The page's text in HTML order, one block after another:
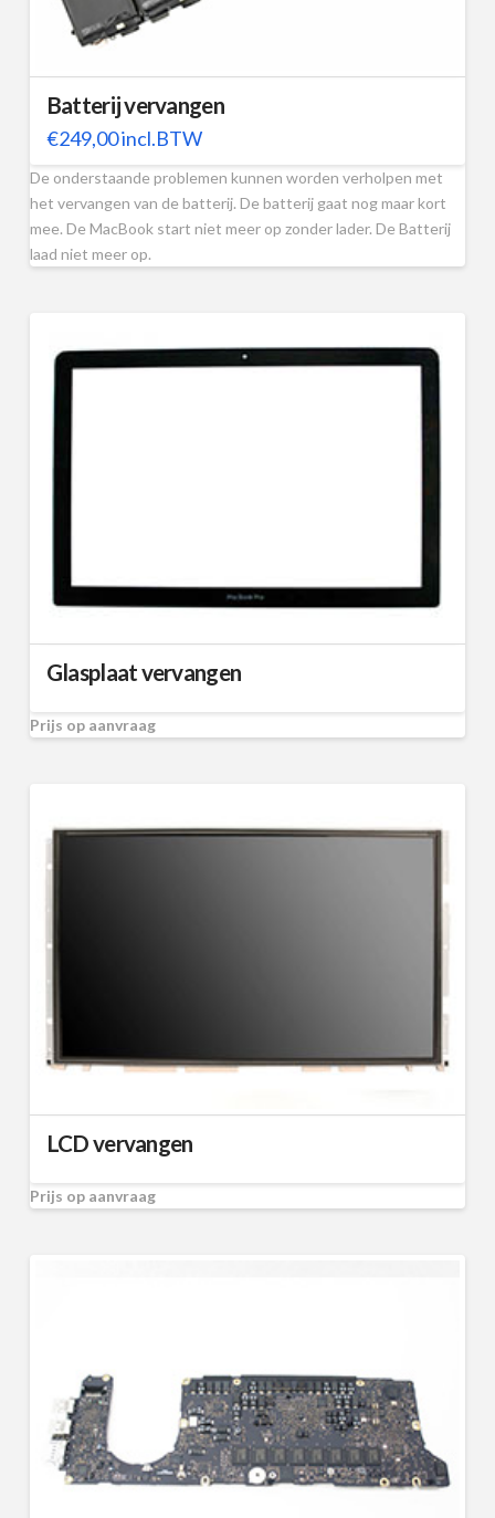
Batterij vervangen
€249,00incl.BTW
De onderstaande problemen kunnen worden verholpen met
het vervangen van de batterij. De batterij gaat nog maar kort
mee. De MacBook start niet meer op zonder lader. De Batterij
laad niet meer op.
Glasplaat vervangen
Prijs op aanvraag
LCD vervangen
Prijs op aanvraag